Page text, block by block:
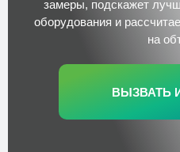
замеры, подскажет
оборудования и
на
ВЫЗВАТЬ